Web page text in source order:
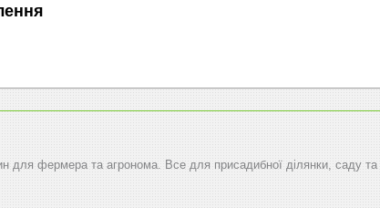
для фермера та агронома. Все для присадибної ділянки, саду та